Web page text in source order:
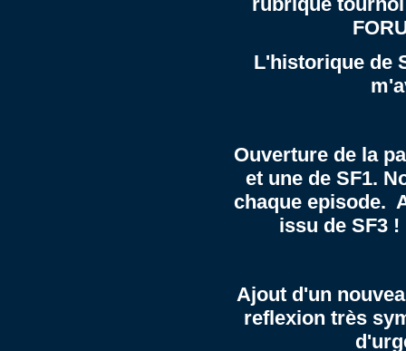
L'historique de
Ouverture de la
et une de SF1.
chaque episode.
issu de SF3
Ajout d'un
reflexion très